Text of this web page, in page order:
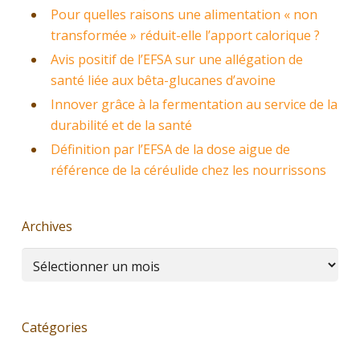
Pour quelles raisons une alimentation « non
transformée » réduit-elle l’apport calorique ?
Avis positif de l’EFSA sur une allégation de
santé liée aux bêta-glucanes d’avoine
Innover grâce à la fermentation au service de la
durabilité et de la santé
Définition par l’EFSA de la dose aigue de
référence de la céréulide chez les nourrissons
Archives
Archives
Catégories